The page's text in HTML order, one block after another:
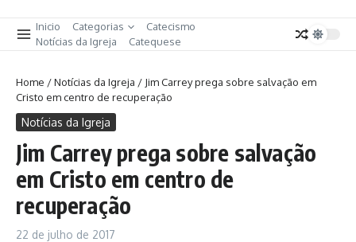
Inicio Categorias
Catecismo
Notícias da Igreja
Catequese
Home /Notícias da Igreja / Jim Carrey prega sobre salvação em
Cristo em centro de recuperação
Notícias da Igreja
Jim Carrey prega sobre salvação
em Cristo em centro de
recuperação
22 de julho de 2017